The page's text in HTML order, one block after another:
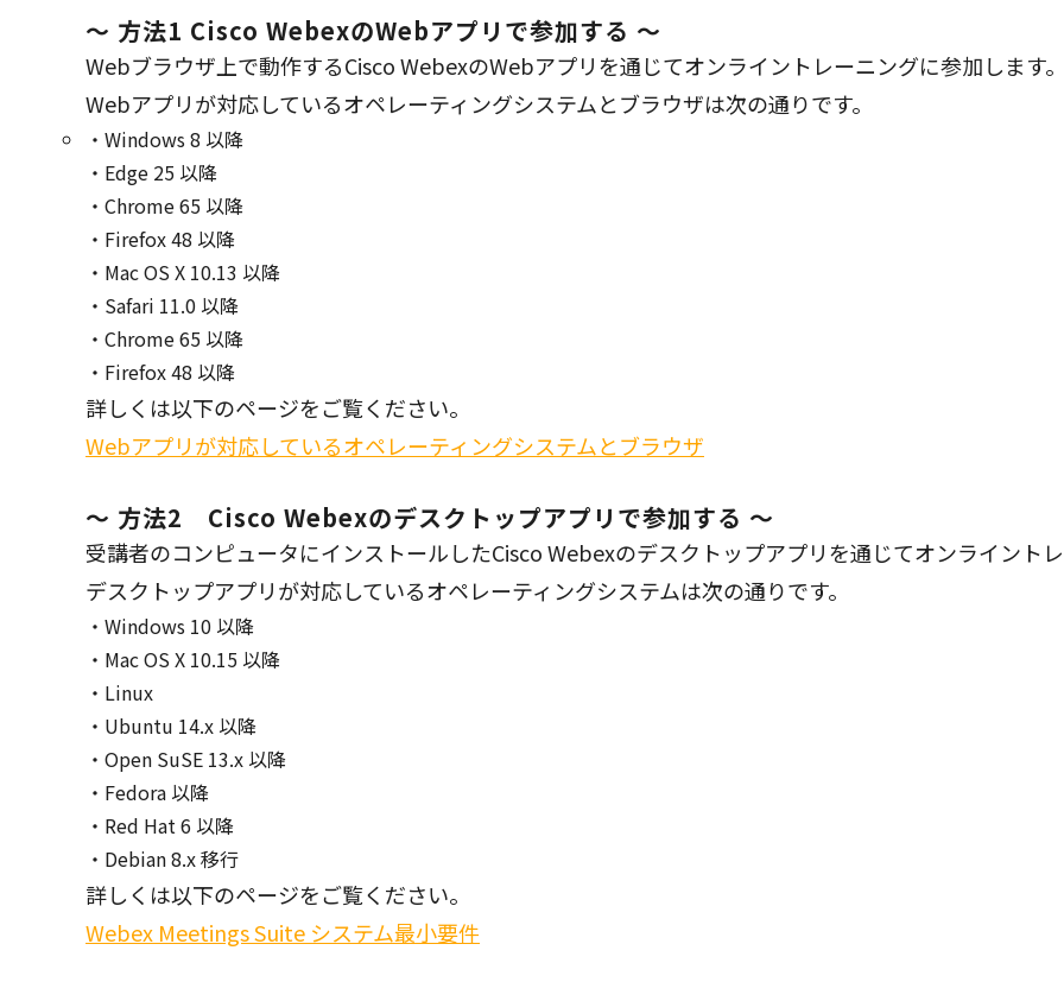
～ 方法1 Cisco WebexのWebアプリで参加する ～
Webブラウザ上で動作するCisco WebexのWebアプリを通じてオンライントレーニングに参加します。
Webアプリが対応しているオペレーティングシステムとブラウザは次の通りです。
Windows 8 以降
Edge 25 以降
Chrome 65 以降
Firefox 48 以降
Mac OS X 10.13 以降
Safari 11.0 以降
Chrome 65 以降
Firefox 48 以降
詳しくは以下のページをご覧ください。
Webアプリが対応しているオペレーティングシステムとブラウザ
～ 方法2 Cisco Webexのデスクトップアプリで参加する ～
受講者のコンピュータにインストールしたCisco Webexのデスクトップアプリを通じてオンライントレ
デスクトップアプリが対応しているオペレーティングシステムは次の通りです。
Windows 10 以降
Mac OS X 10.15 以降
Linux
Ubuntu 14.x 以降
Open SuSE 13.x 以降
Fedora 以降
Red Hat 6 以降
Debian 8.x 移行
詳しくは以下のページをご覧ください。
Webex Meetings Suite システム最小要件